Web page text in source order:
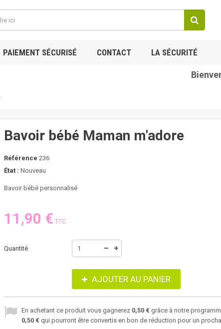
PAIEMENT SÉCURISÉ CONTACT LA SÉCURITÉ
Bavoir bébé Maman m'adore
Référence 236
État : Nouveau
Bavoir bébé personnalisé
11,90 € TTC
Quantité
AJOUTER AU PANIER
En achetant ce produit vous gagnerez 0,50 € grâce à notre
0,50 € qui pourront être convertis en bon de réduction pour un